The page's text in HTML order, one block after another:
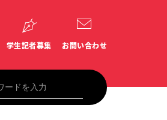
学生記者募集 お問い合わせ